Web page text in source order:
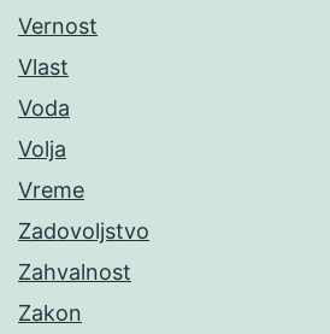
Vernost
Vlast
Voda
Volja
Vreme
Zadovoljstvo
Zahvalnost
Zakon